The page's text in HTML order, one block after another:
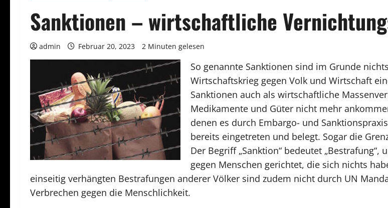
Sanktionen – wirtschaftliche
admin Februar 20, 2023 2 Minuten gelesen
So genannte Sanktionen sind im Grunde
Wirtschaftskrieg gegen Volk und Wirtschaft
Sanktionen auch als wirtschaftliche
Medikamente und Güter nicht mehr
denen es durch Embargo- und
bereits eingetreten und belegt. Sogar die
Der Begriff „Sanktion“ bedeutet
gegen Menschen gerichtet, die sich nichts
einseitig verhängten Bestrafungen anderer Völker sind zudem nicht durch UN
Verbrechen gegen die Menschlichkeit.